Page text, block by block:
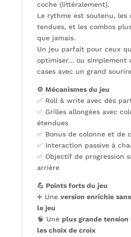
coche (littéralement).
Le rythme est soutenu, les
tendues, et les combos
que jamais.
Un jeu parfait pour ceux
optimiser… ou simplement
cases avec un grand
⚙️ Mécanismes du jeu
✅ Roll & write avec dés
✅ Grilles allongées avec
étendues
✅ Bonus de colonne et de
✅ Interaction passive à
✅ Objectif de progression
arrière
💪 Points forts du jeu
➕ Une version enrichie
le jeu
🧠 Une plus grande
les choix de croix